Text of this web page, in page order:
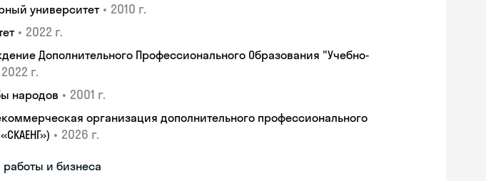
университет • 2010 г.
• 2022 г.
Дополнительного Профессионального Образования "Учебно-
2022 г.
народов • 2001 г.
организация дополнительного профессионального
• 2026 г.
работы и бизнеса